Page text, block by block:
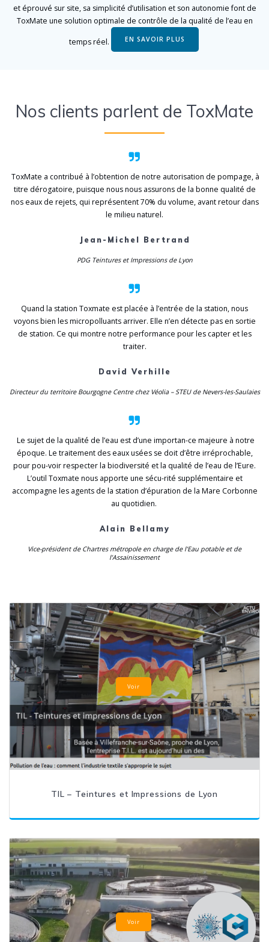
et éprouvé sur site, sa simplicité d’utilisation et son autonomie font de
ToxMate une solution optimale de contrôle de la qualité de l’eau en
temps réel. EN SAVOIR PLUS
Nos clients parlent de ToxMate
ToxMate a contribué à l’obtention de notre autorisation de pompage, à
titre dérogatoire, puisque nous nous assurons de la bonne qualité de
nos eaux de rejets, qui représentent 70% du volume, avant retour dans
le milieu naturel.
Jean-Michel Bertrand
PDG Teintures et Impressions de Lyon
Quand la station Toxmate est placée à l’entrée de la station, nous
voyons bien les micropolluants arriver. Elle n’en détecte pas en sortie
de station. Ce qui montre notre performance pour les capter et les
traiter.
David Verhille
Directeur du territoire Bourgogne Centre chez Véolia – STEU de Nevers-les-Saulaies
Le sujet de la qualité de l’eau est d’une importan-ce majeure à notre
époque. Le traitement des eaux usées se doit d’être irréprochable,
pour pou-voir respecter la biodiversité et la qualité de l’eau de l’Eure.
L’outil Toxmate nous apporte une sécu-rité supplémentaire et
accompagne les agents de la station d’épuration de la Mare Corbonne
au quotidien.
Alain Bellamy
Vice-président de Chartres métropole en charge de l’Eau potable et de
l’Assainissement
Voir
TIL – Teintures et Impressions de Lyon
Voir